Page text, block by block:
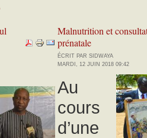
Malnutrition et
prénatale
ÉCRIT PAR SIDWAYA
MARDI, 12 JUIN 2018 09:42
Au
cours
d’une